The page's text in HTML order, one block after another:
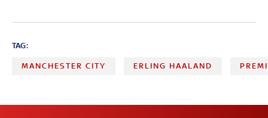
TAG:
MANCHESTER CITY ERLING HAALAND